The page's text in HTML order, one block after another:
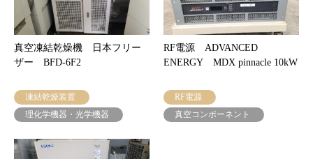
真空凍結乾燥機 日本フリー
ザー BFD-6F2
凍結乾燥装置
理化学機器・光学機器
RF電源 ADVANCED
ENERGY MDX pinnacle 10kW
RF電源
真空コンポーネント